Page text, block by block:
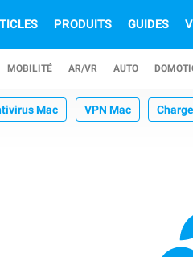
PRODUITS GUIDES
MOBILITÉ AR/VR AUTO
Mac VPN Mac